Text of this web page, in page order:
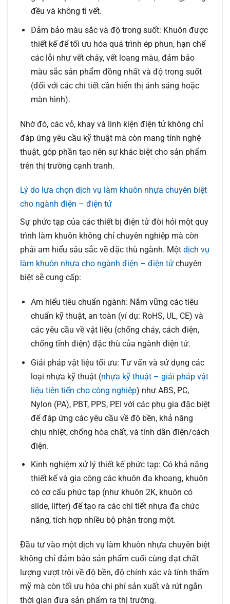
đều và không tì vết.
Đảm bảo màu sắc và độ trong suốt: Khuôn được
thiết kế để tối ưu hóa quá trình ép phun, hạn chế
các lỗi như vết chảy, vết loang màu, đảm bảo
màu sắc sản phẩm đồng nhất và độ trong suốt
(đối với các chi tiết cần hiển thị ánh sáng hoặc
màn hình).
Nhờ đó, các vỏ, khay và linh kiện điện tử không chỉ
đáp ứng yêu cầu kỹ thuật mà còn mang tính nghệ
thuật, góp phần tạo nên sự khác biệt cho sản phẩm
trên thị trường cạnh tranh.
Lý do lựa chọn dịch vụ làm khuôn nhựa chuyên biệt
cho ngành điện – điện tử
Sự phức tạp của các thiết bị điện tử đòi hỏi một quy
trình làm khuôn không chỉ chuyên nghiệp mà còn
phải am hiểu sâu sắc về đặc thù ngành. Một dịch vụ
làm khuôn nhựa cho ngành điện – điện tử chuyên
biệt sẽ cung cấp:
Am hiểu tiêu chuẩn ngành: Nắm vững các tiêu
chuẩn kỹ thuật, an toàn (ví dụ: RoHS, UL, CE) và
các yêu cầu về vật liệu (chống cháy, cách điện,
chống tĩnh điện) đặc thù của ngành điện tử.
Giải pháp vật liệu tối ưu: Tư vấn và sử dụng các
loại nhựa kỹ thuật (nhựa kỹ thuật – giải pháp vật
liệu tiên tiến cho công nghiệp) như ABS, PC,
Nylon (PA), PBT, PPS, PEI với các phụ gia đặc biệt
để đáp ứng các yêu cầu về độ bền, khả năng
chịu nhiệt, chống hóa chất, và tính dẫn điện/cách
điện.
Kinh nghiệm xử lý thiết kế phức tạp: Có khả năng
thiết kế và gia công các khuôn đa khoang, khuôn
có cơ cấu phức tạp (như khuôn 2K, khuôn có
slide, lifter) để tạo ra các chi tiết nhựa đa chức
năng, tích hợp nhiều bộ phận trong một.
Đầu tư vào một dịch vụ làm khuôn nhựa chuyên biệt
không chỉ đảm bảo sản phẩm cuối cùng đạt chất
lượng vượt trội về độ bền, độ chính xác và tính thẩm
mỹ mà còn tối ưu hóa chi phí sản xuất và rút ngắn
thời gian đưa sản phẩm ra thị trường.